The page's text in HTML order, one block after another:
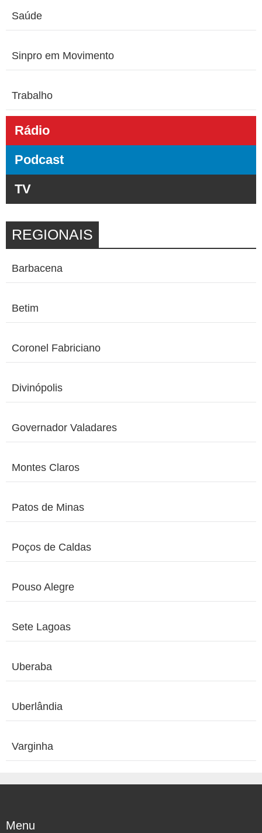
Saúde
Sinpro em Movimento
Trabalho
Rádio
Podcast
TV
REGIONAIS
Barbacena
Betim
Coronel Fabriciano
Divinópolis
Governador Valadares
Montes Claros
Patos de Minas
Poços de Caldas
Pouso Alegre
Sete Lagoas
Uberaba
Uberlândia
Varginha
Menu